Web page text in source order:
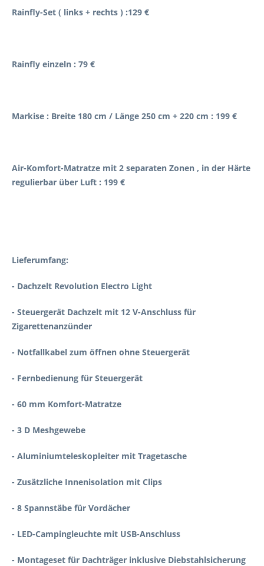
Rainfly-Set ( links + rechts ) :129 €
Rainfly einzeln : 79 €
Markise : Breite 180 cm / Länge 250 cm + 220 cm : 199 €
Air-Komfort-Matratze mit 2 separaten Zonen , in der Härte
regulierbar über Luft : 199 €
Lieferumfang:
- Dachzelt Revolution Electro Light
- Steuergerät Dachzelt mit 12 V-Anschluss für
Zigarettenanzünder
- Notfallkabel zum öffnen ohne Steuergerät
- Fernbedienung für Steuergerät
- 60 mm Komfort-Matratze
- 3 D Meshgewebe
- Aluminiumteleskopleiter mit Tragetasche
- Zusätzliche Innenisolation mit Clips
- 8 Spannstäbe für Vordächer
- LED-Campingleuchte mit USB-Anschluss
- Montageset für Dachträger inklusive Diebstahlsicherung